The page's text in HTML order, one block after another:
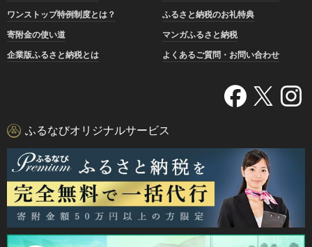
ワンストップ特例制度とは？
ふるさと納税のお礼特典
寄附金の使い道
マンガふるさと納税
企業版ふるさと納税とは
よくあるご質問・お問い合わせ
ふるなびオリジナルサービス